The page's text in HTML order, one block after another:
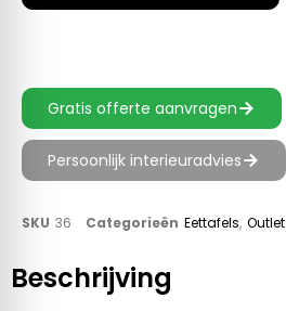
Gratis offerte aanvragen
Persoonlijk interieuradvies
SKU 36 Categorieën Eettafels, Outlet
Beschrijving